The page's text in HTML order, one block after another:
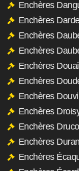
Enchères
Enchères
Enchères
Enchères
Enchères
Enchères
Enchères
Enchères
Enchères
Enchères
Enchères